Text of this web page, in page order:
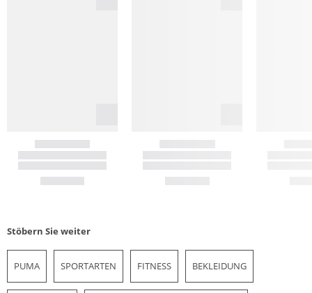
Stöbern Sie weiter
PUMA SPORTARTEN FITNESS BEKLEIDUNG